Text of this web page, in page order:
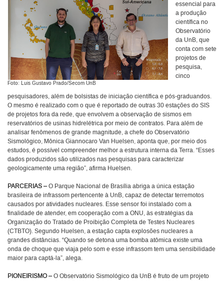
Foto: Luis Gustavo Prado/Secom UnB
essencial para
a produção
científica no
Observatório
da UnB, que
conta com sete
projetos de
pesquisa,
cinco
pesquisadores, além de bolsistas de iniciação científica e pós-graduandos.
O mesmo é realizado com o que é reportado de outras 30 estações do SIS
de projetos fora da rede, que envolvem a observação de sismos em
reservatórios de usinas hidrelétrica por meio de contratos. Para além de
analisar fenômenos de grande magnitude, a chefe do Observatório
Sismológico, Mônica Giannocaro Van Huelsen, aponta que, por meio dos
estudos, é possível compreender melhor a estrutura interna da Terra. “Esses
dados produzidos são utilizados nas pesquisas para caracterizar
geologicamente uma região”, afirma Huelsen.
PARCERIAS –O Parque Nacional de Brasília abriga a única estação
brasileira de infrassom pertencente à UnB, capaz de detectar terremotos
causados por atividades nucleares. Esse sensor foi instalado com a
finalidade de atender, em cooperação com a ONU, às estratégias da
Organização do Tratado de Proibição Completa de Testes Nucleares
(CTBTO). Segundo Huelsen, a estação capta explosões nucleares a
grandes distâncias. “Quando se detona uma bomba atômica existe uma
onda de choque que viaja pelo som e esse infrassom tem uma sensibilidade
maior para captá-la”, alega.
PIONEIRISMO –O Observatório Sismológico da UnB é fruto de um projeto